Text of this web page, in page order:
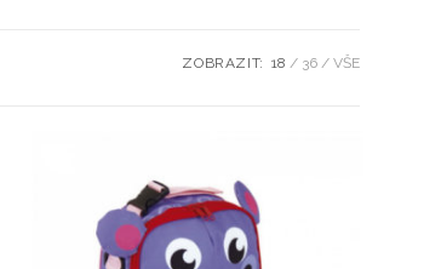
WEBU
ZOBRAZIT: 18 36 VŠE